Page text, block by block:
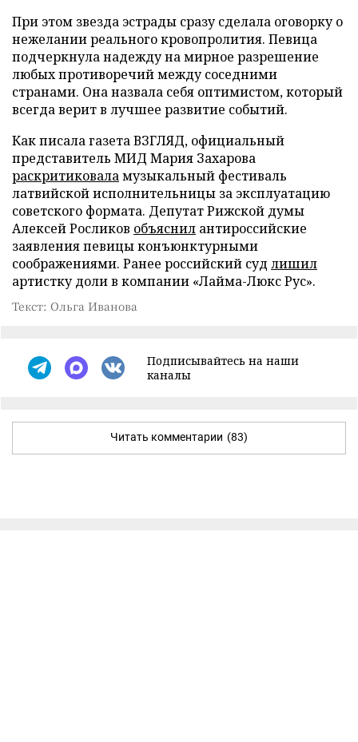
При этом звезда эстрады сразу сделала оговорку о
нежелании реального кровопролития. Певица
подчеркнула надежду на мирное разрешение
любых противоречий между соседними
странами. Она назвала себя оптимистом, который
всегда верит в лучшее развитие событий.
Как писала газета ВЗГЛЯД, официальный
представитель МИД Мария Захарова
раскритиковаламузыкальный фестиваль
латвийской исполнительницы за эксплуатацию
советского формата. Депутат Рижской думы
Алексей Росликов объяснил антироссийские
заявления певицы конъюнктурными
соображениями. Ранее российский суд лишил
артистку доли в компании «Лайма-Люкс Рус».
Текст: Ольга Иванова
Подписывайтесь на наши
каналы
Читать комментарии (83)